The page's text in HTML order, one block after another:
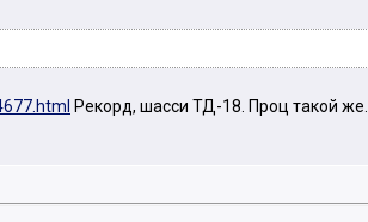
Рекорд, шасси ТД-18. Проц такой же.